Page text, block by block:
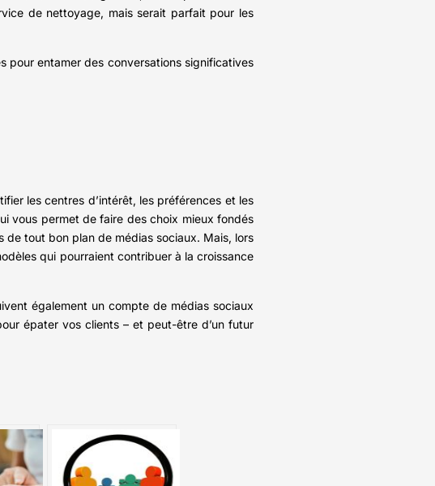
de nettoyage, mais serait parfait pour les
pour entamer des conversations significatives
les centres d’intérêt, les préférences et les
vous permet de faire des choix mieux fondés
tout bon plan de médias sociaux. Mais, lors
qui pourraient contribuer à la croissance
également un compte de médias sociaux
épater vos clients – et peut-être d’un futur